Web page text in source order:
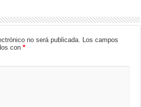
no será publicada.
Los campos
con*